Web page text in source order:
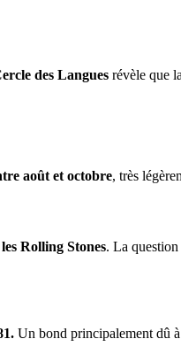
des Langues révèle que
août et octobre, très
Rolling Stones. La
Un bond principalement dû à